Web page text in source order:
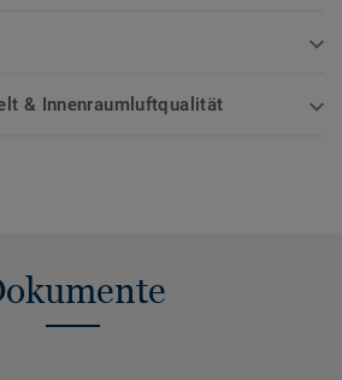
& Innenraumluftqualität